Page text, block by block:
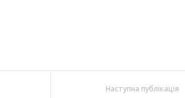
Наступна публікація